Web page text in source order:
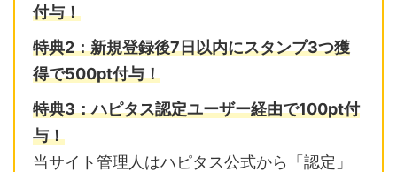
付与！
特典2：新規登録後7日以内にスタンプ3つ獲
得で500pt付与！
特典3：ハピタス認定ユーザー経由で100pt付
与！
当サイト管理人はハピタス公式から「認定」